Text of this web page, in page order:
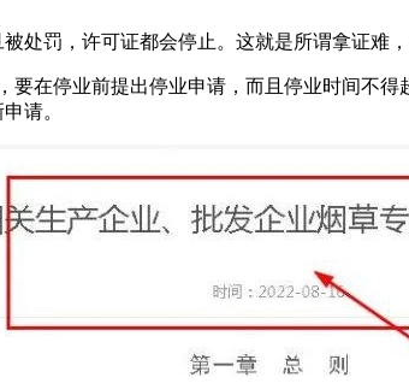
处罚，许可证都会停止。这就是所谓拿证难
要在停业前提出停业申请，而且停业时间不
请。